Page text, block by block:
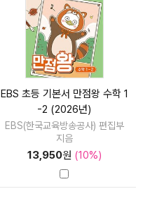
EBS 초등 기본서 만점왕 수학 1
-2 (2026년)
EBS(한국교육방송공사) 편집부
지음
13,950원 (10%)